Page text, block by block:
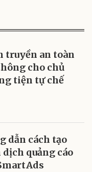
truyền an toàn
cho chủ
tiện tự chế
dẫn cách tạo
quảng cáo